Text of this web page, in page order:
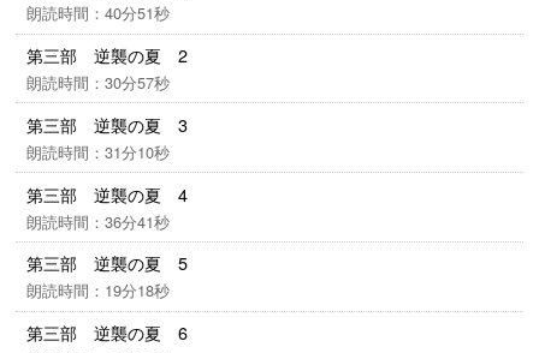
朗読時間：40分51秒
第三部 逆襲の夏 2
朗読時間：30分57秒
第三部 逆襲の夏 3
朗読時間：31分10秒
第三部 逆襲の夏 4
朗読時間：36分41秒
第三部 逆襲の夏 5
朗読時間：19分18秒
第三部 逆襲の夏 6